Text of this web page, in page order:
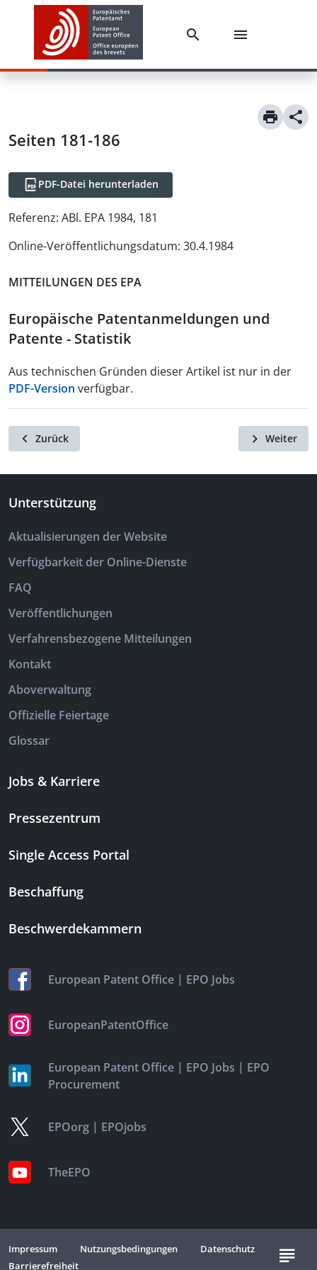
Seiten 181-186
PDF-Datei herunterladen
Referenz: ABl. EPA 1984, 181
Online-Veröffentlichungsdatum: 30.4.1984
MITTEILUNGEN DES EPA
Europäische Patentanmeldungen und
Patente - Statistik
Aus technischen Gründen dieser Artikel ist nur in der
PDF-Version verfügbar.
Zurück Weiter
Unterstützung
Aktualisierungen der Website
Verfügbarkeit der Online-Dienste
FAQ
Veröffentlichungen
Verfahrensbezogene Mitteilungen
Kontakt
Aboverwaltung
Offizielle Feiertage
Glossar
Jobs & Karriere
Pressezentrum
Single Access Portal
Beschaffung
Beschwerdekammern
European Patent Office | EPO Jobs
EuropeanPatentOffice
European Patent Office | EPO Jobs | EPO
Procurement
EPOorg | EPOjobs
TheEPO
Impressum Nutzungsbedingungen
Datenschutz
Barrierefreiheit